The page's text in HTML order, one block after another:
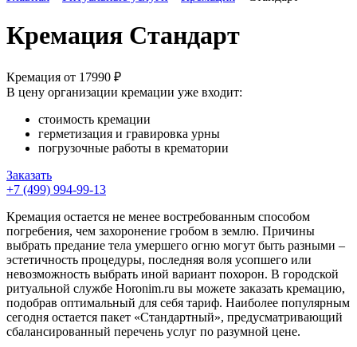
Кремация Стандарт
Кремация от 17990 ₽
В цену организации кремации уже входит:
стоимость кремации
герметизация и гравировка урны
погрузочные работы в крематории
Заказать
+7 (499) 994-99-13
Кремация остается не менее востребованным способом
погребения, чем захоронение гробом в землю. Причины
выбрать предание тела умершего огню могут быть разными –
эстетичность процедуры, последняя воля усопшего или
невозможность выбрать иной вариант похорон. В городской
ритуальной службе Horonim.ru вы можете заказать кремацию,
подобрав оптимальный для себя тариф. Наиболее популярным
сегодня остается пакет «Стандартный», предусматривающий
сбалансированный перечень услуг по разумной цене.